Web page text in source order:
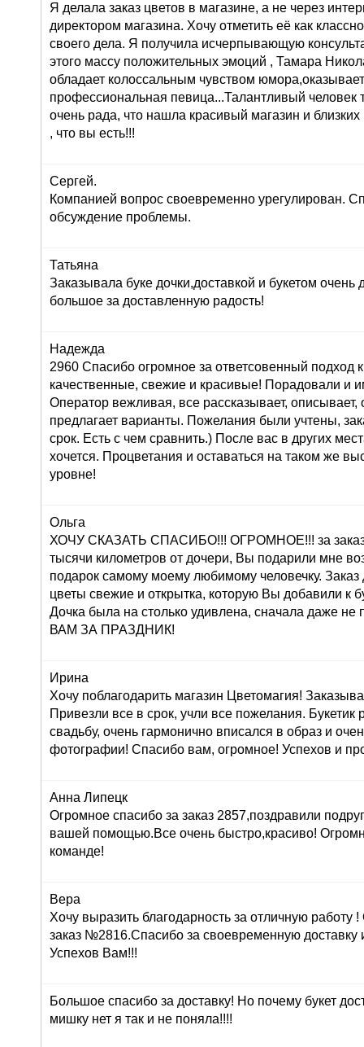
Я делала заказ цветов в магазине, а не через
директором магазина. Хочу отметить её как
своего дела. Я получила исчерпывающую
этого массу положительных эмоций , Тамара
обладает колоссальным чувством
профессиональная певица...Талантливый человек
очень рада, что нашла красивый магазин и
, что вы есть!!!
Сергей.
Компанией вопрос своевременно урегулирован.
обсуждение проблемы.
Татьяна
Заказывала буке дочки,доставкой и букетом
большое за доставленную радость!
Надежда
2960 Спасибо огромное за ответсовенный подход
качественные, свежие и красивые! Порадовали и
Оператор вежливая, все рассказывает, описывает,
предлагает варианты. Пожелания были учтены,
срок. Есть с чем сравнить.) После вас в других
хочется. Процветания и оставаться на таком же
уровне!
Ольга
ХОЧУ СКАЗАТЬ СПАСИБО!!! ОГРОМНОЕ!!! за заказ
тысячи километров от дочери, Вы подарили мне
подарок самому моему любимому человечку.
цветы свежие и открытка, которую Вы добавили к
Дочка была на столько удивлена, сначала даже
ВАМ ЗА ПРАЗДНИК!
Ирина
Хочу поблагодарить магазин Цветомагия!
Привезли все в срок, учли все пожелания. Букетик
свадьбу, очень гармонично вписался в образ и
фотографии! Спасибо вам, огромное! Успехов и
Анна Липецк
Огромное спасибо за заказ 2857,поздравили
вашей помощью.Все очень быстро,красиво!
команде!
Вера
Хочу выразить благодарность за отличную
заказ №2816.Спасибо за своевременную
Успехов Вам!!!
Большое спасибо за доставку! Но почему букет
мишку нет я так и не поняла!!!!